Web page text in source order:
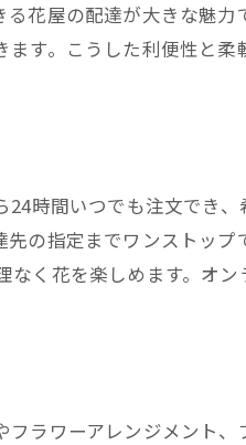
花屋の配達が大きな魅力
す。こうした利便性と柔
時間いつでも注文でき
の指定までワンストップ
く花を楽しめます。オン
ラワーアレンジメント、